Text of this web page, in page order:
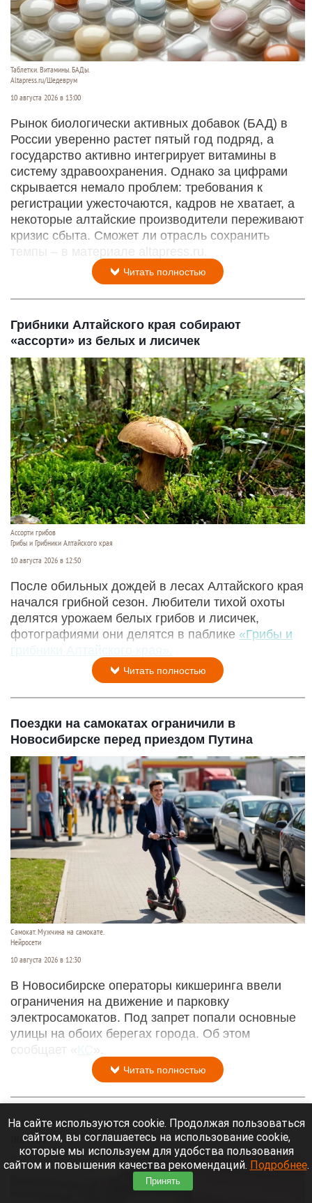
Таблетки. Витамины. БАДы.
Altapress.ru/Шедеврум
10 августа 2026 в 13:00
Рынок биологически активных добавок (БАД) в
России уверенно растет пятый год подряд, а
государство активно интегрирует витамины в
систему здравоохранения. Однако за цифрами
скрывается немало проблем: требования к
регистрации ужесточаются, кадров не хватает, а
некоторые алтайские производители переживают
кризис сбыта. Сможет ли отрасль сохранить
темпы – в материале altapress.ru.
Читать полностью
Грибники Алтайского края собирают
«ассорти» из белых и лисичек
Ассорти грибов
Грибы и Грибники Алтайского края
10 августа 2026 в 12:50
После обильных дождей в лесах Алтайского края
начался грибной сезон. Любители тихой охоты
делятся урожаем белых грибов и лисичек,
фотографиями они делятся в паблике «Грибы и
грибники Алтайского края».
Читать полностью
Поездки на самокатах ограничили в
Новосибирске перед приездом Путина
Самокат. Мужчина на самокате.
Нейросети
10 августа 2026 в 12:30
В Новосибирске операторы кикшеринга ввели
ограничения на движение и парковку
электросамокатов. Под запрет попали основные
улицы на обоих берегах города. Об этом
сообщает « КС
Читать полностью
Фронтмен The Hatters отдохнул на Алтае с
женой
На сайте используются cookie. Продолжая пользоваться
сайтом, вы соглашаетесь на использование cookie,
которые мы используем для удобства пользования
сайтом и повышения качества рекомендаций. Подробнее.
Принять